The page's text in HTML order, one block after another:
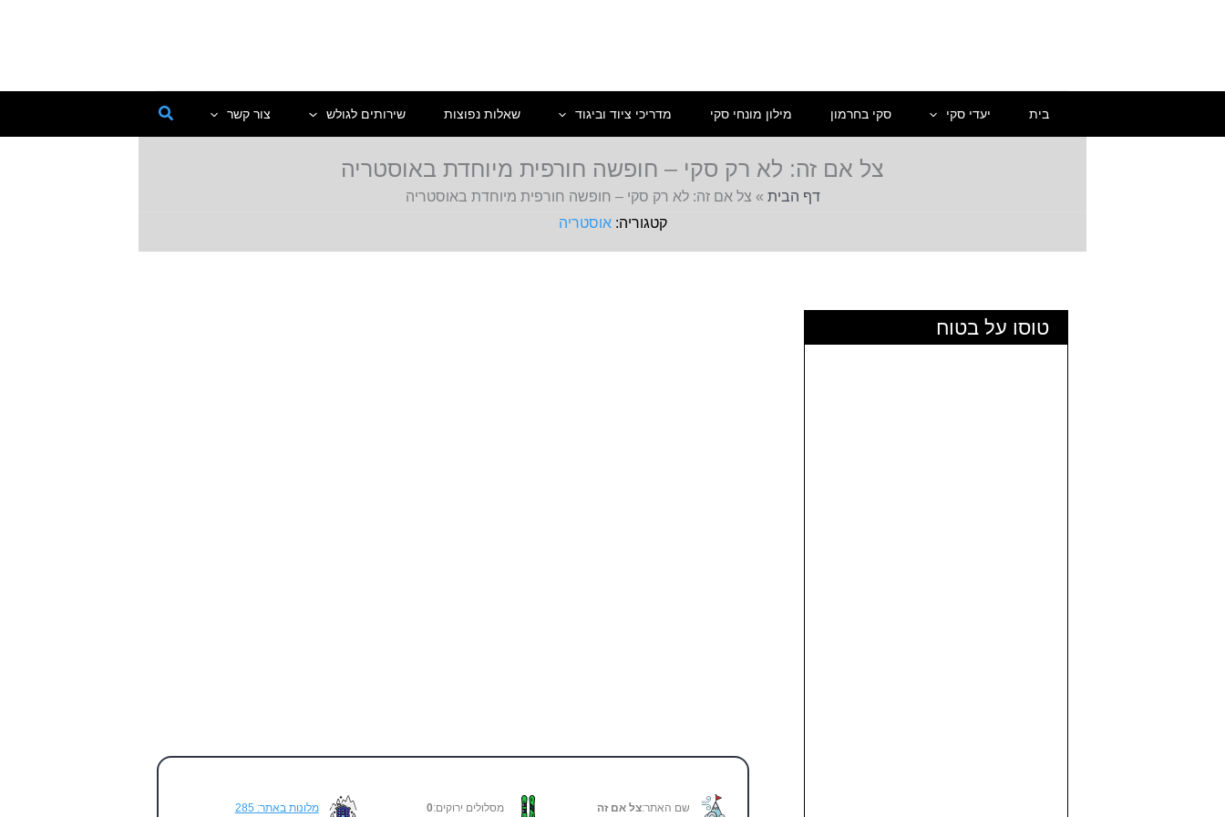
בית יעדי סקי סקי בחרמון מילון מונחי סקי מדריכי ציוד וביגוד שאלות נפוצות שירותים לגולש צור קשר
צל אם זה: לא רק סקי – חופשה חורפית מיוחדת באוסטריה
דף הבית » צל אם זה: לא רק סקי – חופשה חורפית מיוחדת באוסטריה
אוסטריה
טוסו על בטוח
שם האתר:צל אם זה מסלולים ירוקים:0 מלונות באתר: 285